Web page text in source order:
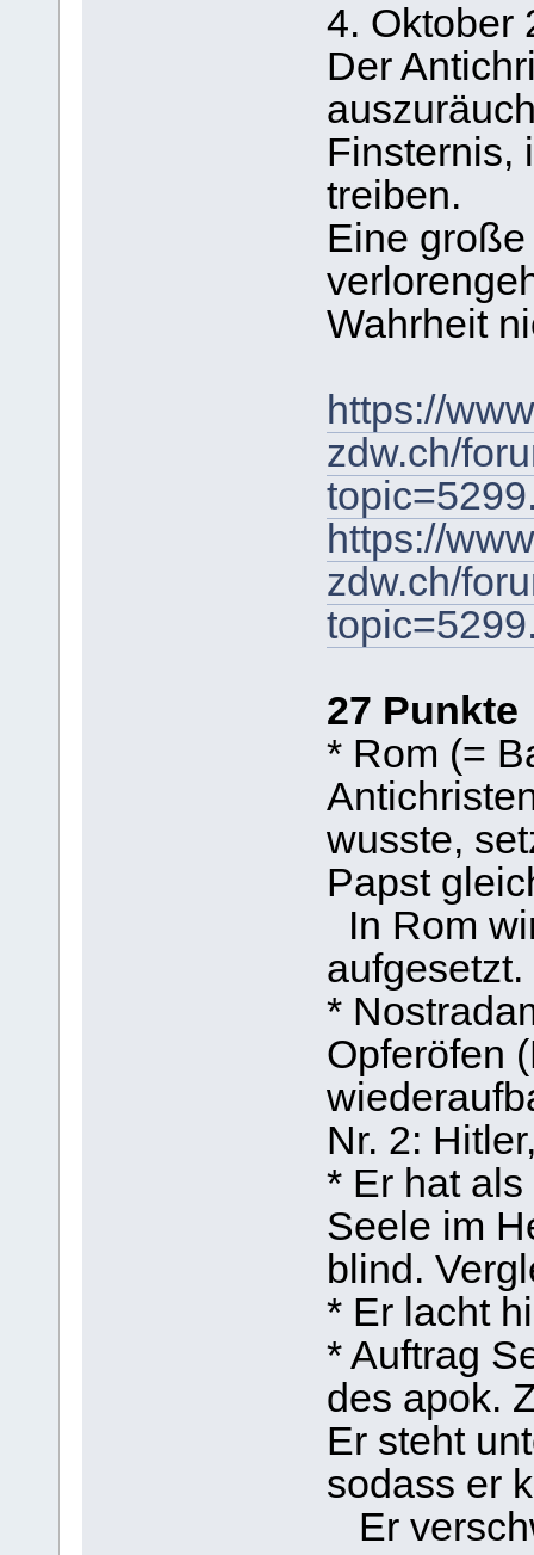
4. Oktober
Der
Finsternis,
treiben.
Eine
Wahrheit
https://
zdw.ch/
https://
zdw.ch/
27 Punkte
* Rom (=
wusste,
Papst
In Rom
aufgesetzt.
*
Opferöfen
Nr. 2:
* Er hat
Seele im
blind.
* Er lacht
* Auftrag
des apok.
Er steht
sodass er
Er